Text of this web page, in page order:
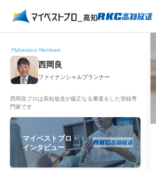
Mybestpro Members
西岡良
ファイナンシャルプランナー
西岡良プロは高知放送が厳正なる審査をした登録専
門家です
マイベストプロ・
インタビュー